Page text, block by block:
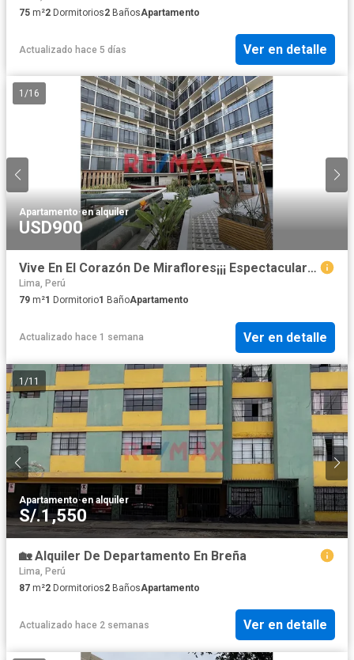
75 m²2 Dormitorios2 BañosApartamento
Actualizado hace 5 días Ver en detalle
1 /16
Apartamento·en alquiler
USD900
Vive En El Corazón De Miraflores¡¡¡ Espectacular Dúplex Amoblado En Urban Living Benavides, A Una Cuadra De La Av Larco
Lima, Perú
79 m²1 Dormitorio1 BañoApartamento
Actualizado hace 1 semana Ver en detalle
1 /11
Apartamento·en alquiler
S/.1,550
🏡 Alquiler De Departamento En Breña
Lima, Perú
87 m²2 Dormitorios2 BañosApartamento
Actualizado hace 2 semanas Ver en detalle